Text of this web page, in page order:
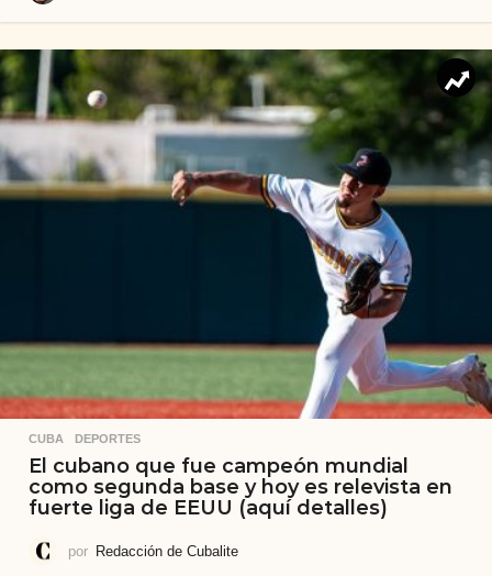
CUBA ,DEPORTES
El cubano que fue campeón mundial
como segunda base y hoy es relevista en
fuerte liga de EEUU (aquí detalles)
por Redacción de Cubalite